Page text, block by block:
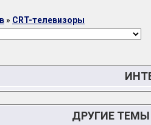
» CRT-телевизоры
ДРУГИЕ